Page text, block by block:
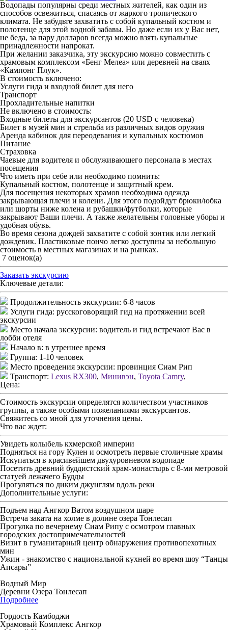
Водопады популярны среди местных жителей, как один из
способов освежиться, спасаясь от жаркого тропического
климата. Не забудьте захватить с собой купальный костюм и
полотенце для этой водной забавы. Но даже если их у Вас нет,
не беда, за пару долларов всегда можно взять купальные
принадлежности напрокат.
При желании заказчика, эту экскурсию можно совместить с
храмовым комплексом «Бенг Мелеа» или деревней на сваях
«Кампонг Плук».
В стоимость включено:
Услуги гида и входной билет для него
Транспорт
Прохладительные напитки
Не включено в стоимость:
Входные билеты для экскурсантов (20 USD с человека)
Билет в музей мин и стрельба из различных видов оружия
Аренда кабинок для переодевания и купальных костюмов
Питание
Страховка
Чаевые для водителя и обслуживающего персонала в местах
посещения
Что иметь при себе или необходимо помнить:
Купальный костюм, полотенце и защитный крем.
Для посещения некоторых храмов необходима одежда
закрывающая плечи и колени. Для этого подойдут брюки/юбка
или шорты ниже колена и рубашки/футболки, которые
закрывают Ваши плечи. А также желательны головные уборы и
удобная обувь.
Во время сезона дождей захватите с собой зонтик или легкий
дождевик. Пластиковые пончо легко доступны за небольшую
стоимость в местных магазинах и на рынках.
7 оценок(а)
Заказать экскурсию
Ключевые детали:
Продолжительность экскурсии: 6-8 часов
Услуги гида: русскоговорящий гид на протяжении всей
экскурсии
Место начала экскурсии: водитель и гид встречают Вас в
лобби отеля
Начало в: в утреннее время
Группа: 1-10 человек
Место проведения экскурсии: провинция Сиам Рип
Транспорт: Lexus RX300, Минивэн, Toyota Camry,
Цена:
Стоимость экскурсии определятся количеством участников
группы, а также особыми пожеланиями экскурсантов.
Свяжитесь со мной для уточнения цены.
Что вас ждет:
Увидеть колыбель кхмерской империи
Подняться на гору Кулен и осмотреть первые столичные храмы
Искупаться в красивейшем двухуровневом водопаде
Посетить древний буддистский храм-монастырь с 8-ми метровой
статуей лежачего Будды
Прогуляться по диким джунглям вдоль реки
Дополнительные услуги:
Подъем над Ангкор Ватом воздушном шаре
Встреча заката на холме в долине озера Тонлесап
Прогулка по вечернему Сиам Рипу с осмотром главных
городских достопримечательностей
Визит в гуманитарный центр обнаружения противопехотных
мин
Ужин - знакомство с национальной кухней во время шоу “Танцы
Апсары”
Водный Мир
Деревни Озера Тонлесап
Подробнее
Гордость Камбоджи
Храмовый Комплекс Ангкор